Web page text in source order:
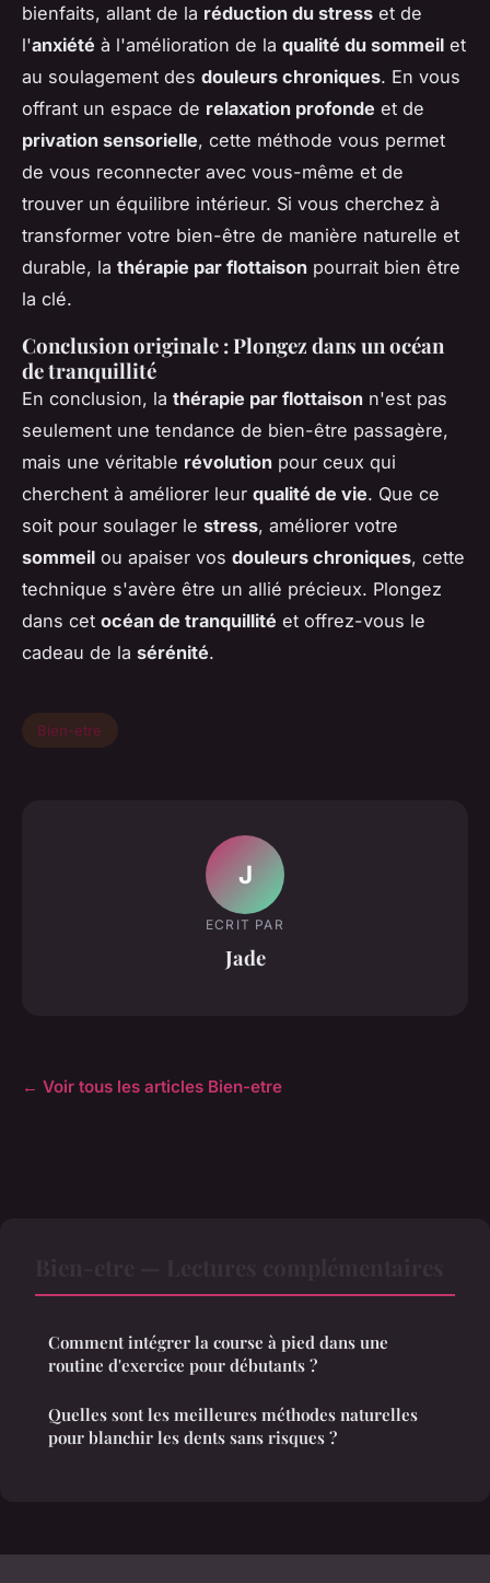
bienfaits, allant de la réduction du stress et de
l'anxiété à l'amélioration de la qualité du sommeil et
au soulagement des douleurs chroniques. En vous
offrant un espace de relaxation profonde et de
privation sensorielle, cette méthode vous permet
de vous reconnecter avec vous-même et de
trouver un équilibre intérieur. Si vous cherchez à
transformer votre bien-être de manière naturelle et
durable, la thérapie par flottaison pourrait bien être
la clé.
Conclusion originale : Plongez dans un océan
de tranquillité
En conclusion, la thérapie par flottaison n'est pas
seulement une tendance de bien-être passagère,
mais une véritable révolution pour ceux qui
cherchent à améliorer leur qualité de vie. Que ce
soit pour soulager le stress, améliorer votre
sommeil ou apaiser vos douleurs chroniques, cette
technique s'avère être un allié précieux. Plongez
dans cet océan de tranquillité et offrez-vous le
cadeau de la sérénité.
Bien-etre
J
ECRIT PAR
Jade
← Voir tous les articles Bien-etre
Comment intégrer la course à pied dans une
routine d'exercice pour débutants ?
Quelles sont les meilleures méthodes naturelles
pour blanchir les dents sans risques ?